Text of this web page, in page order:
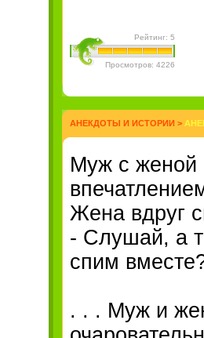
Рейтинг: 5
Просмотров: 4226
АНЕКДОТЫ И ИСТОРИИ >
Муж с женой
Жена вдруг
- Слушай, а
спим
. . . Муж и